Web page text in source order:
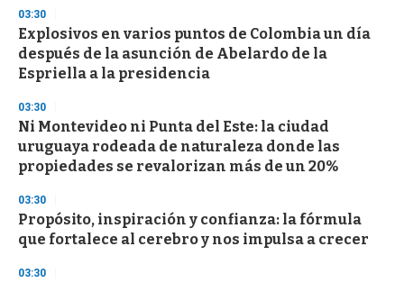
d
s
03:30
Explosivos en varios puntos de Colombia un día
después de la asunción de Abelardo de la
Espriella a la presidencia
03:30
Ni Montevideo ni Punta del Este: la ciudad
uruguaya rodeada de naturaleza donde las
propiedades se revalorizan más de un 20%
03:30
Propósito, inspiración y confianza: la fórmula
que fortalece al cerebro y nos impulsa a crecer
03:30